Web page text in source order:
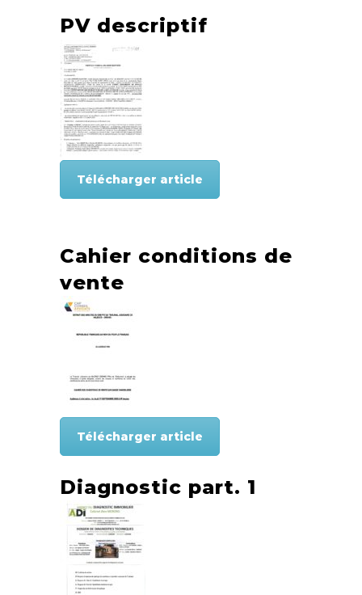
PV descriptif
Télécharger article
Cahier conditions de
vente
Télécharger article
Diagnostic part. 1